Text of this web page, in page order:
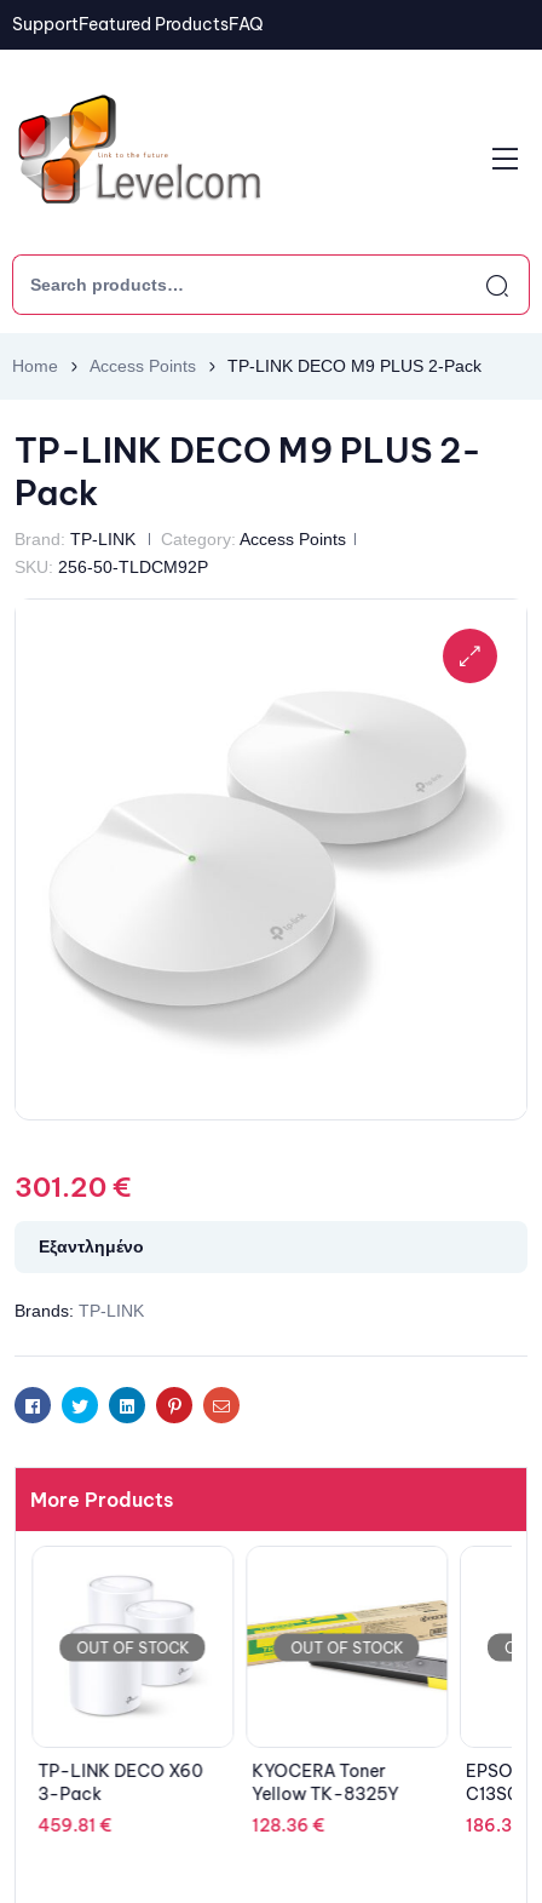
SupportFeatured ProductsFAQ
Home Access Points TP-LINK DECO M9 PLUS 2-Pack
TP-LINK DECO M9 PLUS 2-
Pack
Brand: TP-LINK Category: Access Points
SKU: 256-50-TLDCM92P
301.20€
Εξαντλημένο
Brands: TP-LINK
FacebookTwitterLinkedinPinterestEmail
More Products
OUT OF STOCK
TP-LINK DECO X60
3-Pack
459.81 €
OUT OF STOCK
KYOCERA Toner
Yellow TK-8325Y
128.36€
OUT
EPSON
186.30